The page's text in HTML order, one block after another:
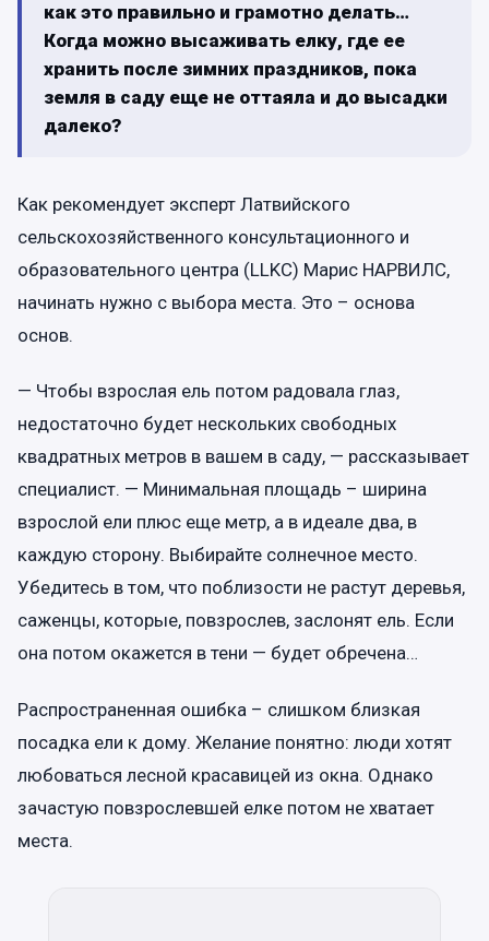
как это правильно и грамотно делать…
Когда можно высаживать елку, где ее
хранить после зимних праздников, пока
земля в саду еще не оттаяла и до высадки
далеко?
Как рекомендует эксперт Латвийского
сельскохозяйственного консультационного и
образовательного центра (LLKC) Марис НАРВИЛС,
начинать нужно с выбора места. Это – основа
основ.
— Чтобы взрослая ель потом радовала глаз,
недостаточно будет нескольких свободных
квадратных метров в вашем в саду, — рассказывает
специалист. — Минимальная площадь – ширина
взрослой ели плюс еще метр, а в идеале два, в
каждую сторону. Выбирайте солнечное место.
Убедитесь в том, что поблизости не растут деревья,
саженцы, которые, повзрослев, заслонят ель. Если
она потом окажется в тени — будет обречена…
Распространенная ошибка – слишком близкая
посадка ели к дому. Желание понятно: люди хотят
любоваться лесной красавицей из окна. Однако
зачастую повзрослевшей елке потом не хватает
места.